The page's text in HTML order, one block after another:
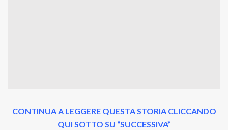
CONTINUA A LEGGERE QUESTA STORIA CLICCANDO
QUI SOTTO SU “SUCCESSIVA”